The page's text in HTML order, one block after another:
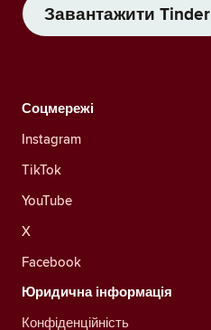
Завантажити Tinder
Соцмережі
Instagram
TikTok
YouTube
X
Facebook
Юридична інформація
Конфіденційність